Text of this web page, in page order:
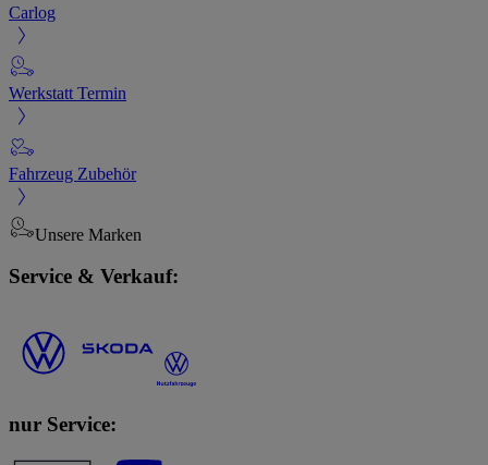
Carlog
Werkstatt Termin
Fahrzeug Zubehör
Unsere Marken
Service & Verkauf:
nur Service: